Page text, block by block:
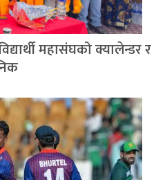
महासंघको क्यालेन्डर र